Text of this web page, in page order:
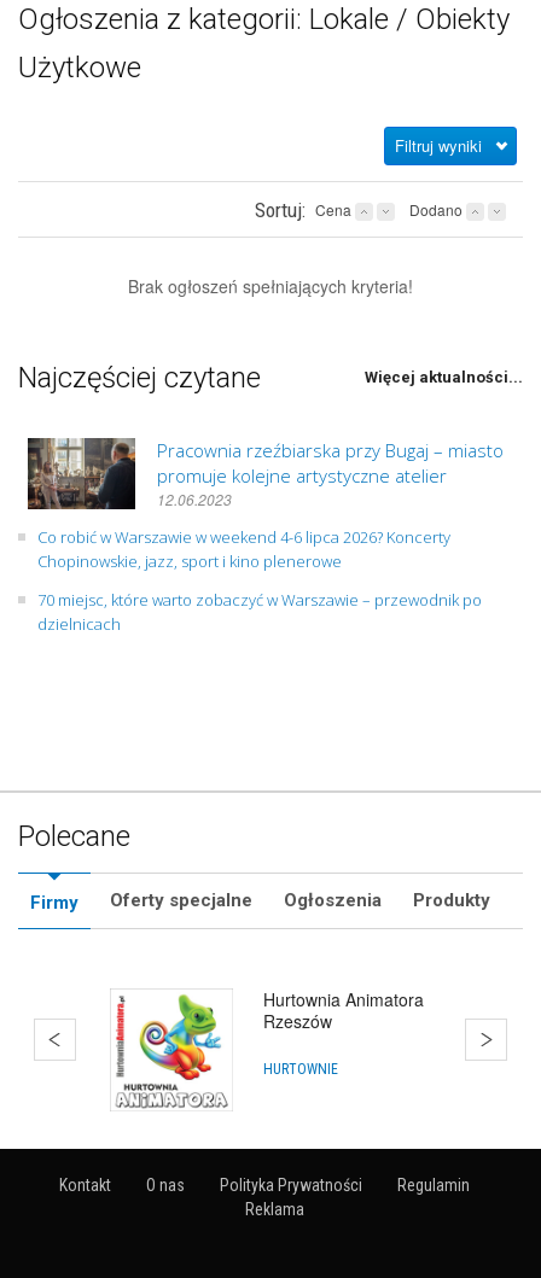
Ogłoszenia z kategorii: Lokale / Obiekty
Użytkowe
Filtruj wyniki
Sortuj: Cena Dodano
Brak ogłoszeń spełniających kryteria!
Najczęściej czytane Więcej aktualności...
Pracownia rzeźbiarska przy Bugaj – miasto
promuje kolejne artystyczne atelier
12.06.2023
Co robić w Warszawie w weekend 4-6 lipca 2026? Koncerty
Chopinowskie, jazz, sport i kino plenerowe
70 miejsc, które warto zobaczyć w Warszawie – przewodnik po
dzielnicach
Polecane
Firmy Oferty specjalne Ogłoszenia Produkty
Hurtownia Animatora
Rzeszów
HURTOWNIE
Kontakt O nas Polityka Prywatności
Regulamin
Reklama